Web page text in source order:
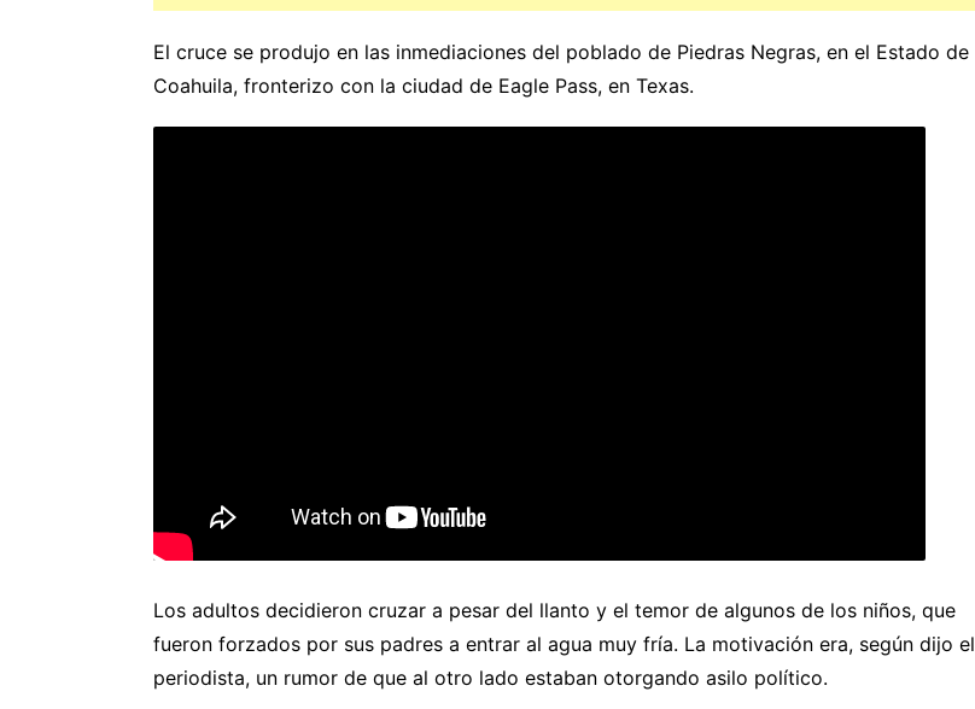
El cruce se produjo en las inmediaciones del poblado de Piedras Negras, en el Estado de
Coahuila, fronterizo con la ciudad de Eagle Pass, en Texas.
Los adultos decidieron cruzar a pesar del llanto y el temor de algunos de los niños, que
fueron forzados por sus padres a entrar al agua muy fría. La motivación era, según dijo el
periodista, un rumor de que al otro lado estaban otorgando asilo político.